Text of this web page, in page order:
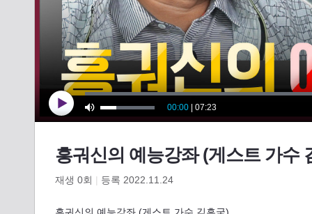
흥궈신의 예능강좌 (게스트 가수
재생 0회 | 등록 2022.11.24